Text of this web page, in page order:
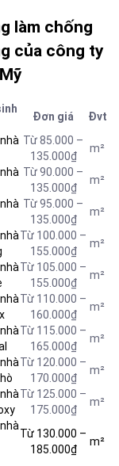
làm chống
của công ty
Đơn giá Đvt
Từ 85.000 –
135.000₫
m²
Từ 90.000 –
135.000₫
m²
Từ 95.000 –
135.000₫
m²
Từ 100.000 –
155.000₫
m²
Từ 105.000 –
155.000₫
m²
Từ 110.000 –
160.000₫
m²
Từ 115.000 –
165.000₫
m²
Từ 120.000 –
170.000₫
m²
Từ 125.000 –
175.000₫
m²
Từ 130.000 –
185.000₫
m²